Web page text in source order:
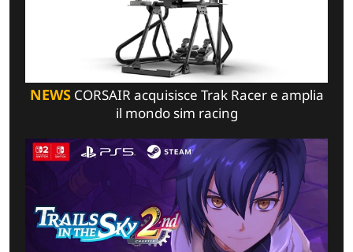
NEWSCORSAIR acquisisce Trak Racer e amplia
il mondo sim racing